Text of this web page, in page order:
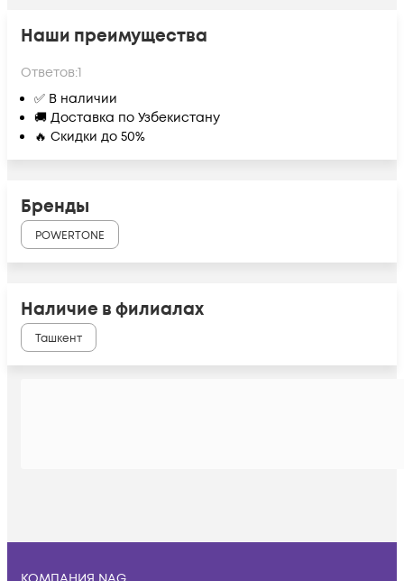
Наши преимущества
Ответов:1
✅ В наличии
🚚 Доставка по Узбекистану
🔥 Скидки до 50%
Бренды
POWERTONE
Наличие в филиалах
Ташкент